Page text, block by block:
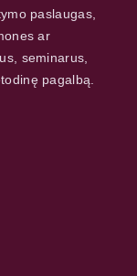
paslaugas,
ar
seminarus,
pagalbą.